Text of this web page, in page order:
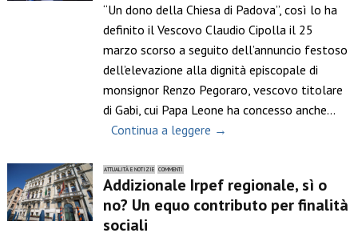
“Un dono della Chiesa di Padova”, così lo ha
definito il Vescovo Claudio Cipolla il 25
marzo scorso a seguito dell’annuncio festoso
dell’elevazione alla dignità episcopale di
monsignor Renzo Pegoraro, vescovo titolare
di Gabi, cui Papa Leone ha concesso anche…
Continua a leggere →
ATTUALITÀ E NOTIZIE COMMENTI
Addizionale Irpef regionale, sì o
no? Un equo contributo per finalità
sociali